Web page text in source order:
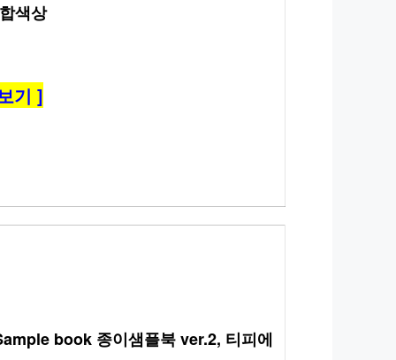
색상
기 ]
book 종이샘플북 ver.2, 티피에